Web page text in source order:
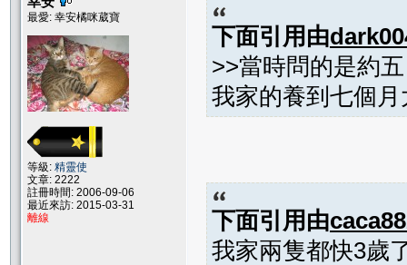
最愛: 幸安橘咪葳寶
等級: 精靈使
文章: 2222
註冊時間: 2006-09-06
最近來訪: 2015-03-31
離線
下面引用由
>>當時問的是約
我家的養到七個
下面引用由
我家兩隻都快3歲